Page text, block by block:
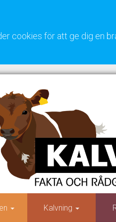
cookies för att ge dig en
Kalvning